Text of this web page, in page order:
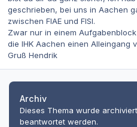
geschrieben, bei uns in Aachen
zwischen FIAE und FISI.
Zwar nur in einem
die IHK Aachen einen Alleingang
Gruß Hendrik
Archiv
Dieses Thema wurde
beantwortet werden.